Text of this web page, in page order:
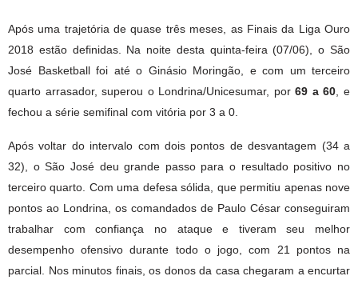
Após uma trajetória de quase três meses, as Finais da Liga Ouro
2018 estão definidas. Na noite desta quinta-feira (07/06), o São
José Basketball foi até o Ginásio Moringão, e com um terceiro
quarto arrasador, superou o Londrina/Unicesumar, por69 a 60 , e
fechou a série semifinal com vitória por 3 a 0.
Após voltar do intervalo com dois pontos de desvantagem (34 a
32), o São José deu grande passo para o resultado positivo no
terceiro quarto. Com uma defesa sólida, que permitiu apenas nove
pontos ao Londrina, os comandados de Paulo César conseguiram
trabalhar com confiança no ataque e tiveram seu melhor
desempenho ofensivo durante todo o jogo, com 21 pontos na
parcial. Nos minutos finais, os donos da casa chegaram a encurtar